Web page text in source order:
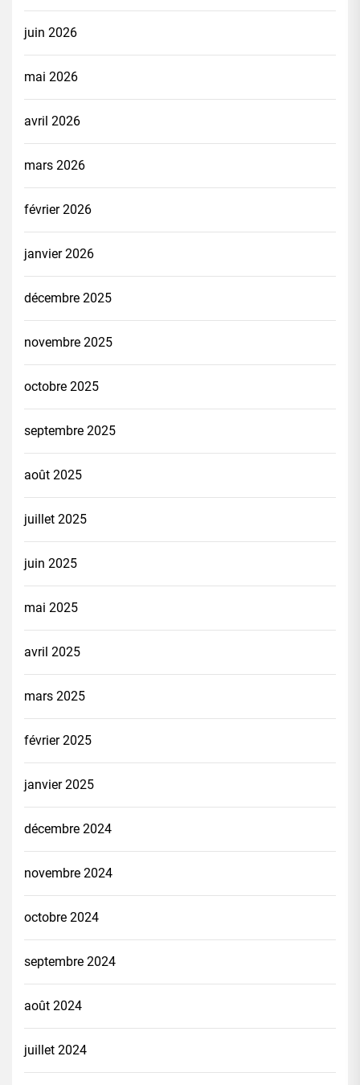
juin 2026
mai 2026
avril 2026
mars 2026
février 2026
janvier 2026
décembre 2025
novembre 2025
octobre 2025
septembre 2025
août 2025
juillet 2025
juin 2025
mai 2025
avril 2025
mars 2025
février 2025
janvier 2025
décembre 2024
novembre 2024
octobre 2024
septembre 2024
août 2024
juillet 2024